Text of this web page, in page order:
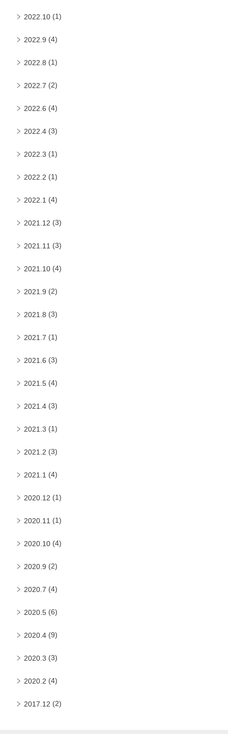
2022.10 (1)
2022.9 (4)
2022.8 (1)
2022.7 (2)
2022.6 (4)
2022.4 (3)
2022.3 (1)
2022.2 (1)
2022.1 (4)
2021.12 (3)
2021.11 (3)
2021.10 (4)
2021.9 (2)
2021.8 (3)
2021.7 (1)
2021.6 (3)
2021.5 (4)
2021.4 (3)
2021.3 (1)
2021.2 (3)
2021.1 (4)
2020.12 (1)
2020.11 (1)
2020.10 (4)
2020.9 (2)
2020.7 (4)
2020.5 (6)
2020.4 (9)
2020.3 (3)
2020.2 (4)
2017.12 (2)